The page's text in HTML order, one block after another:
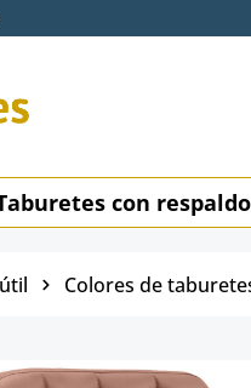
con respaldo
Colores de